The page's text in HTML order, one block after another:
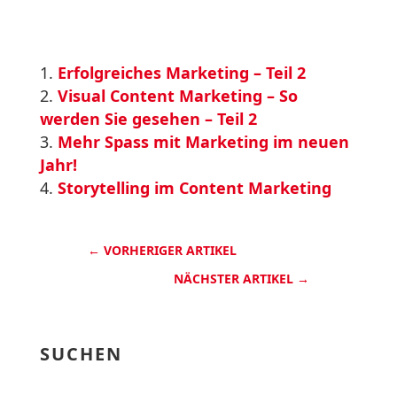
Erfolgreiches Marketing – Teil 2
Visual Content Marketing – So
werden Sie gesehen – Teil 2
Mehr Spass mit Marketing im neuen
Jahr!
Storytelling im Content Marketing
← VORHERIGER ARTIKEL
NÄCHSTER ARTIKEL →
SUCHEN